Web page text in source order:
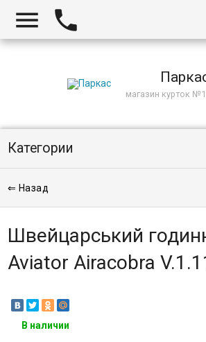
 
магазин курток №1
Категории
⇐ Назад
Швейцарський
Aviator Airacobra
В наличии